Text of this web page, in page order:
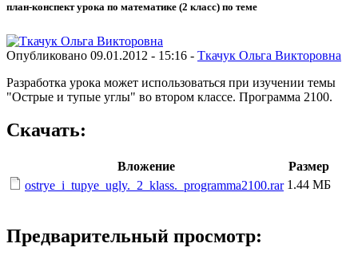
план-конспект урока по математике (2 класс) по теме
Опубликовано 09.01.2012 - 15:16 - Ткачук Ольга Викторовна
Разработка урока может использоваться при изучении темы
"Острые и тупые углы" во втором классе. Программа 2100.
Скачать:
Вложение
Размер
ostrye_i_tupye_ugly._2_klass._programma2100.rar 1.44 МБ
Предварительный просмотр: